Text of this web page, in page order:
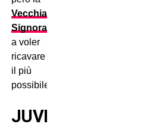
Vecchia
Signora
a voler
ricavare
il più
possibile.
JUVENTUS-